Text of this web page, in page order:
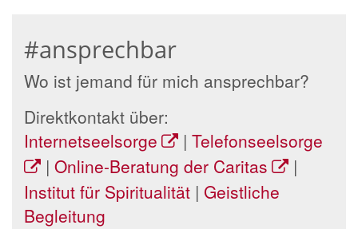
#ansprechbar
Wo ist jemand für mich ansprechbar?
Direktkontakt über:
Internetseelsorge
| Telefonseelsorge
| Online-Beratung der Caritas
|
Institut für Spiritualität | Geistliche
Begleitung